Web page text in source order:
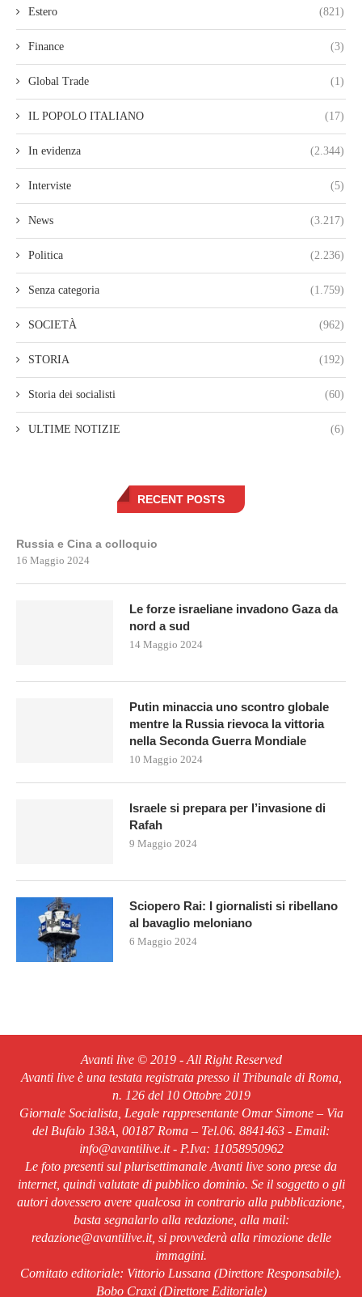
Estero (821)
Finance (3)
Global Trade (1)
IL POPOLO ITALIANO (17)
In evidenza (2.344)
Interviste (5)
News (3.217)
Politica (2.236)
Senza categoria (1.759)
SOCIETÀ (962)
STORIA (192)
Storia dei socialisti (60)
ULTIME NOTIZIE (6)
RECENT POSTS
Russia e Cina a colloquio
16 Maggio 2024
Le forze israeliane invadono Gaza da
nord a sud
14 Maggio 2024
Putin minaccia uno scontro globale
mentre la Russia rievoca la vittoria
nella Seconda Guerra Mondiale
10 Maggio 2024
Israele si prepara per l’invasione di
Rafah
9 Maggio 2024
Sciopero Rai: I giornalisti si ribellano
al bavaglio meloniano
6 Maggio 2024
Avanti live © 2019 - All Right Reserved
Avanti live è una testata registrata presso il Tribunale di Roma,
n. 126 del 10 Ottobre 2019
Giornale Socialista, Legale rappresentante Omar Simone – Via
del Bufalo 138A, 00187 Roma – Tel.06. 8841463 - Email:
info@avantilive.it - P.Iva: 11058950962
Le foto presenti sul plurisettimanale Avanti live sono prese da
internet, quindi valutate di pubblico dominio. Se il soggetto o gli
autori dovessero avere qualcosa in contrario alla pubblicazione,
basta segnalarlo alla redazione, alla mail:
redazione@avantilive.it, si provvederà alla rimozione delle
immagini.
Comitato editoriale: Vittorio Lussana (Direttore Responsabile).
Bobo Craxi (Direttore Editoriale)